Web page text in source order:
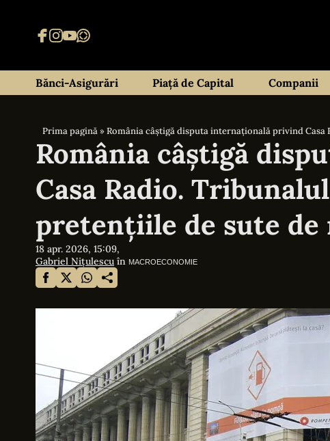
Bănci-Asigurări Piață de Capital Companii
Prima pagină»România câștigă disputa internațională privind
România câștigă
Casa Radio.
pretențiile de sute de
18 apr. 2026, 15:09,
Gabriel Nițulescu în MACROECONOMIE